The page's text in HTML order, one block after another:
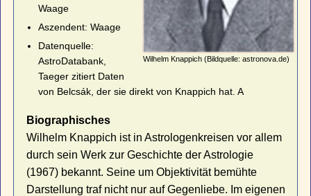
Wilhelm Knappich (Bildquelle: astronova.de)
Waage
Aszendent: Waage
Datenquelle:
AstroDatabank,
Taeger zitiert Daten
von Belcsák, der sie direkt von Knappich hat. A
Biographisches
Wilhelm Knappich ist in Astrologenkreisen vor allem
durch sein Werk zur Geschichte der Astrologie
(1967) bekannt. Seine um Objektivität bemühte
Darstellung traf nicht nur auf Gegenliebe. Im eigenen